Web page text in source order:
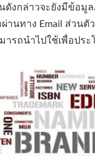
งกล่าวจะยังมีข้อมู
านทาง Email ส่วน
ารถนำไปใช้เพื่อประ